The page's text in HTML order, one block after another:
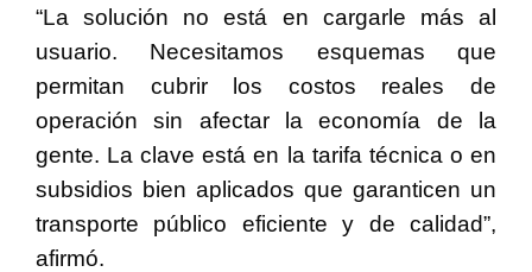
“La solución no está en cargarle más al
usuario. Necesitamos esquemas que
permitan cubrir los costos reales de
operación sin afectar la economía de la
gente. La clave está en la tarifa técnica o en
subsidios bien aplicados que garanticen un
transporte público eficiente y de calidad”,
afirmó.